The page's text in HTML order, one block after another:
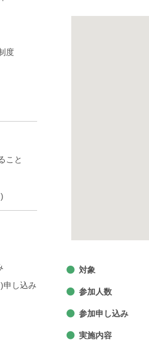
対象
参加人数
参加申し込み
実施内容
度
こと
申し込み